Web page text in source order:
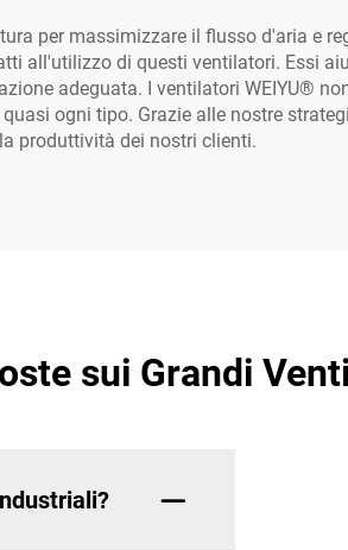
per massimizzare il flusso d'aria e
all'utilizzo di questi ventilatori. Essi
adeguata. I ventilatori WEIYU®
ogni tipo. Grazie alle nostre
produttività dei nostri clienti.
sui Grandi